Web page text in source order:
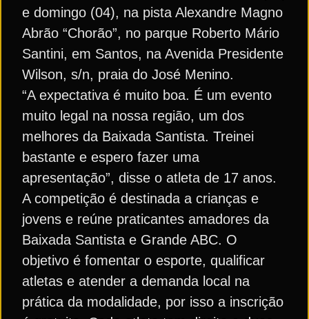
e domingo (04), na pista Alexandre Magno
Abrão “Chorão”, no parque Roberto Mário
Santini, em Santos, na Avenida Presidente
Wilson, s/n, praia do José Menino.
“A expectativa é muito boa. É um evento
muito legal na nossa região, um dos
melhores da Baixada Santista. Treinei
bastante e espero fazer uma
apresentação”, disse o atleta de 17 anos.
A competição é destinada a crianças e
jovens e reúne praticantes amadores da
Baixada Santista e Grande ABC. O
objetivo é fomentar o esporte, qualificar
atletas e atender a demanda local na
prática da modalidade, por isso a inscrição